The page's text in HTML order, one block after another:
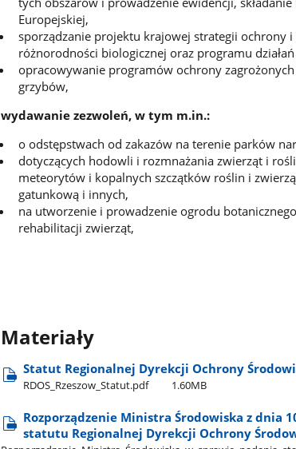
Europejskiej,
sporządzanie projektu krajowej strategii ochrony
różnorodności biologicznej oraz programu
opracowywanie programów ochrony
grzybów,
wydawanie zezwoleń, w tym m.in.:
o odstępstwach od zakazów na terenie parków
dotyczących hodowli i rozmnażania zwierząt i
meteorytów i kopalnych szczątków roślin i
gatunkową i innych,
na utworzenie i prowadzenie ogrodu
rehabilitacji zwierząt,
Materiały
Statut Regionalnej Dyrekcji Ochrony
RDOS​_Rzeszow​_Statut.pdf 1.60MB
Rozporządzenie Ministra Środowiska z dnia
statutu Regionalnej Dyrekcji Ochrony